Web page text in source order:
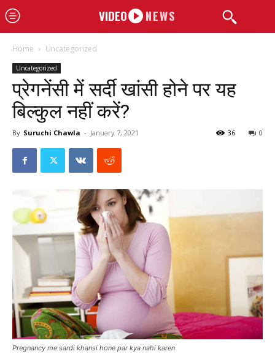
VIDEO NEWS
Home Uncategorized
Uncategorized
प्रेगनेंसी में सर्दी खांसी होने पर यह
बिल्कुल नहीं करें?
By Suruchi Chawla - January 7, 2021 0
36
Pregnancy me sardi khansi hone par kya nahi karen